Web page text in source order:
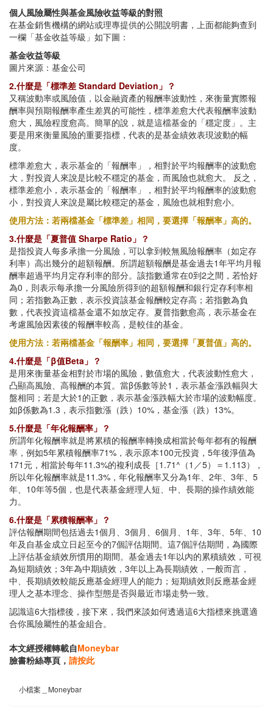
個人風險屬性與基金風險收益等級的對照
在基金銷售機構的網站或理專提供的公開說明書，上面都能夠查到
一欄「基金收益等級」如下圖：
基金收益等級
圖片來源：基金公司
2.什麼是「標準差 Standard Deviation」？
又稱波動率或風險值，以金融資產的報酬率波動性，來衡量實際報
酬率與預期報酬率產生差異的可能性，標準差愈大代表報酬率波動
愈大，風險程度愈高。簡單的說，就是這檔基金的「穩定度」。主
要是用來衡量風險的重要指標，代表的是基金績效表現波動的幅
度。
標準差愈大，表示基金的「報酬率」，相對於平均報酬率的波動愈
大，對投資人來說是比較不穩定的基金，而風險也就愈大。 反之，
標準差愈小，表示基金的「報酬率」，相對於平均報酬率的波動愈
小，對投資人來說是屬比較穩定的基金，風險也就相對愈小。
使用方法：若兩檔基金「標準差」相同，要選擇「報酬率」高的。
3.什麼是「夏普值 Sharpe Ratio」？
是指投資人每多承擔一分風險，可以拿到較無風險報酬率（如定存
利率）高出幾分的超額報酬。所謂超額報酬是基金過去1年平均月報
酬率超過平均月定存利率的部分。該指數通常在0到2之間，若恰好
為0，則表示每承擔一分風險所得到的超額報酬和銀行定存利率相
同；若指數為正數，表示投資該基金報酬較定存高；若指數為負
數，代表投資這檔基金還不如放定存。夏普指數愈高，表示基金在
考慮風險因素後的報酬率較高，是較佳的基金。
使用方法：若兩檔基金「報酬率」相同，要選擇「夏普值」高的。
4.什麼是「β值Beta」？
是用來衡量基金相對於市場的風險，數值愈大，代表波動性愈大，
凸顯高風險、高報酬的本質。當β係數等於1，表示基金漲跌幅與大
盤相同；若是大於1的正數，表示基金漲跌幅大於市場的波動幅度。
如β係數為1.3，表示指數漲（跌）10%，基金漲（跌）13%。
5.什麼是「年化報酬率」？
所謂年化報酬率就是將累積的報酬率轉換成相當於每年都有的報酬
率，例如5年累積報酬率71%，表示原本100元投資，5年後淨值為
171元，相當於每年11.3%的複利成長［1.71^（1／5）＝1.113），
所以年化報酬率就是11.3%，年化報酬率又分為1年、2年、3年、5
年、10年等5個，也是代表基金經理人短、中、長期的操作績效能
力。
6.什麼是「累積報酬率」？
評估報酬期間包括過去1個月、3個月、6個月、1年、3年、5年、10
年及自基金成立日起至今的7個評估期間。這7個評估期間，為國際
上評估基金績效所慣用的期間。基金過去1年以內的累積績效，可視
為短期績效；3年為中期績效，3年以上為長期績效，一般而言，
中、長期績效較能反應基金經理人的能力；短期績效則反應基金經
理人之基本理念、操作型態是否與最近市場走勢一致。
認識這6大指標後，接下來，我們來談如何透過這6大指標來挑選適
合你風險屬性的基金組合。
本文經授權轉載自Moneybar
臉書粉絲專頁， 請按此
小檔案＿Moneybar